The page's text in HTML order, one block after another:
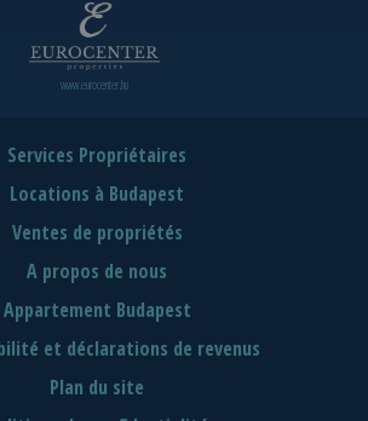
www.eurocenter.hu
Services Propriétaires
Locations à Budapest
Ventes de propriétés
A propos de nous
Appartement Budapest
et déclarations de revenus
Plan du site